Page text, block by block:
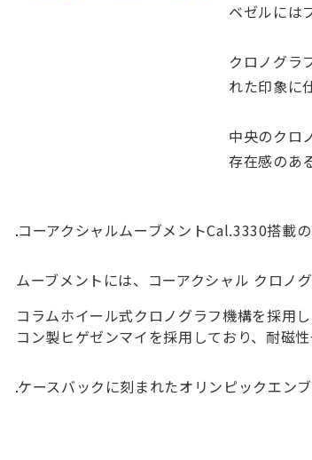
ベゼルには
クロノグラ
れた印象に
中央のクロ
存在感のあ
コーアクシャルムーブメントCal.3330搭載
ムーブメントには、コーアクシャル クロノ
コラムホイール式クロノグラフ機構を採用
コン製ヒゲゼンマイを採用しており、耐磁
ケースバックに刻まれたオリンピックエン